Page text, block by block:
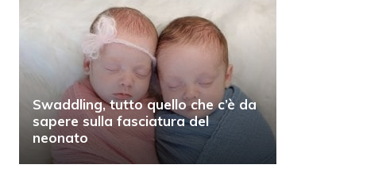
Swaddling, tutto quello che c’è da
sapere sulla fasciatura del
neonato